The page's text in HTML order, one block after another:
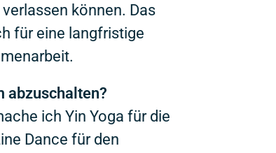
können. Das
für eine langfristige
abzuschalten?
ich Yin Yoga für die
Dance für den